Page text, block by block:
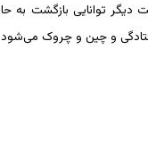
توانایی بازگشت به
و چین و چروک می‌شود.